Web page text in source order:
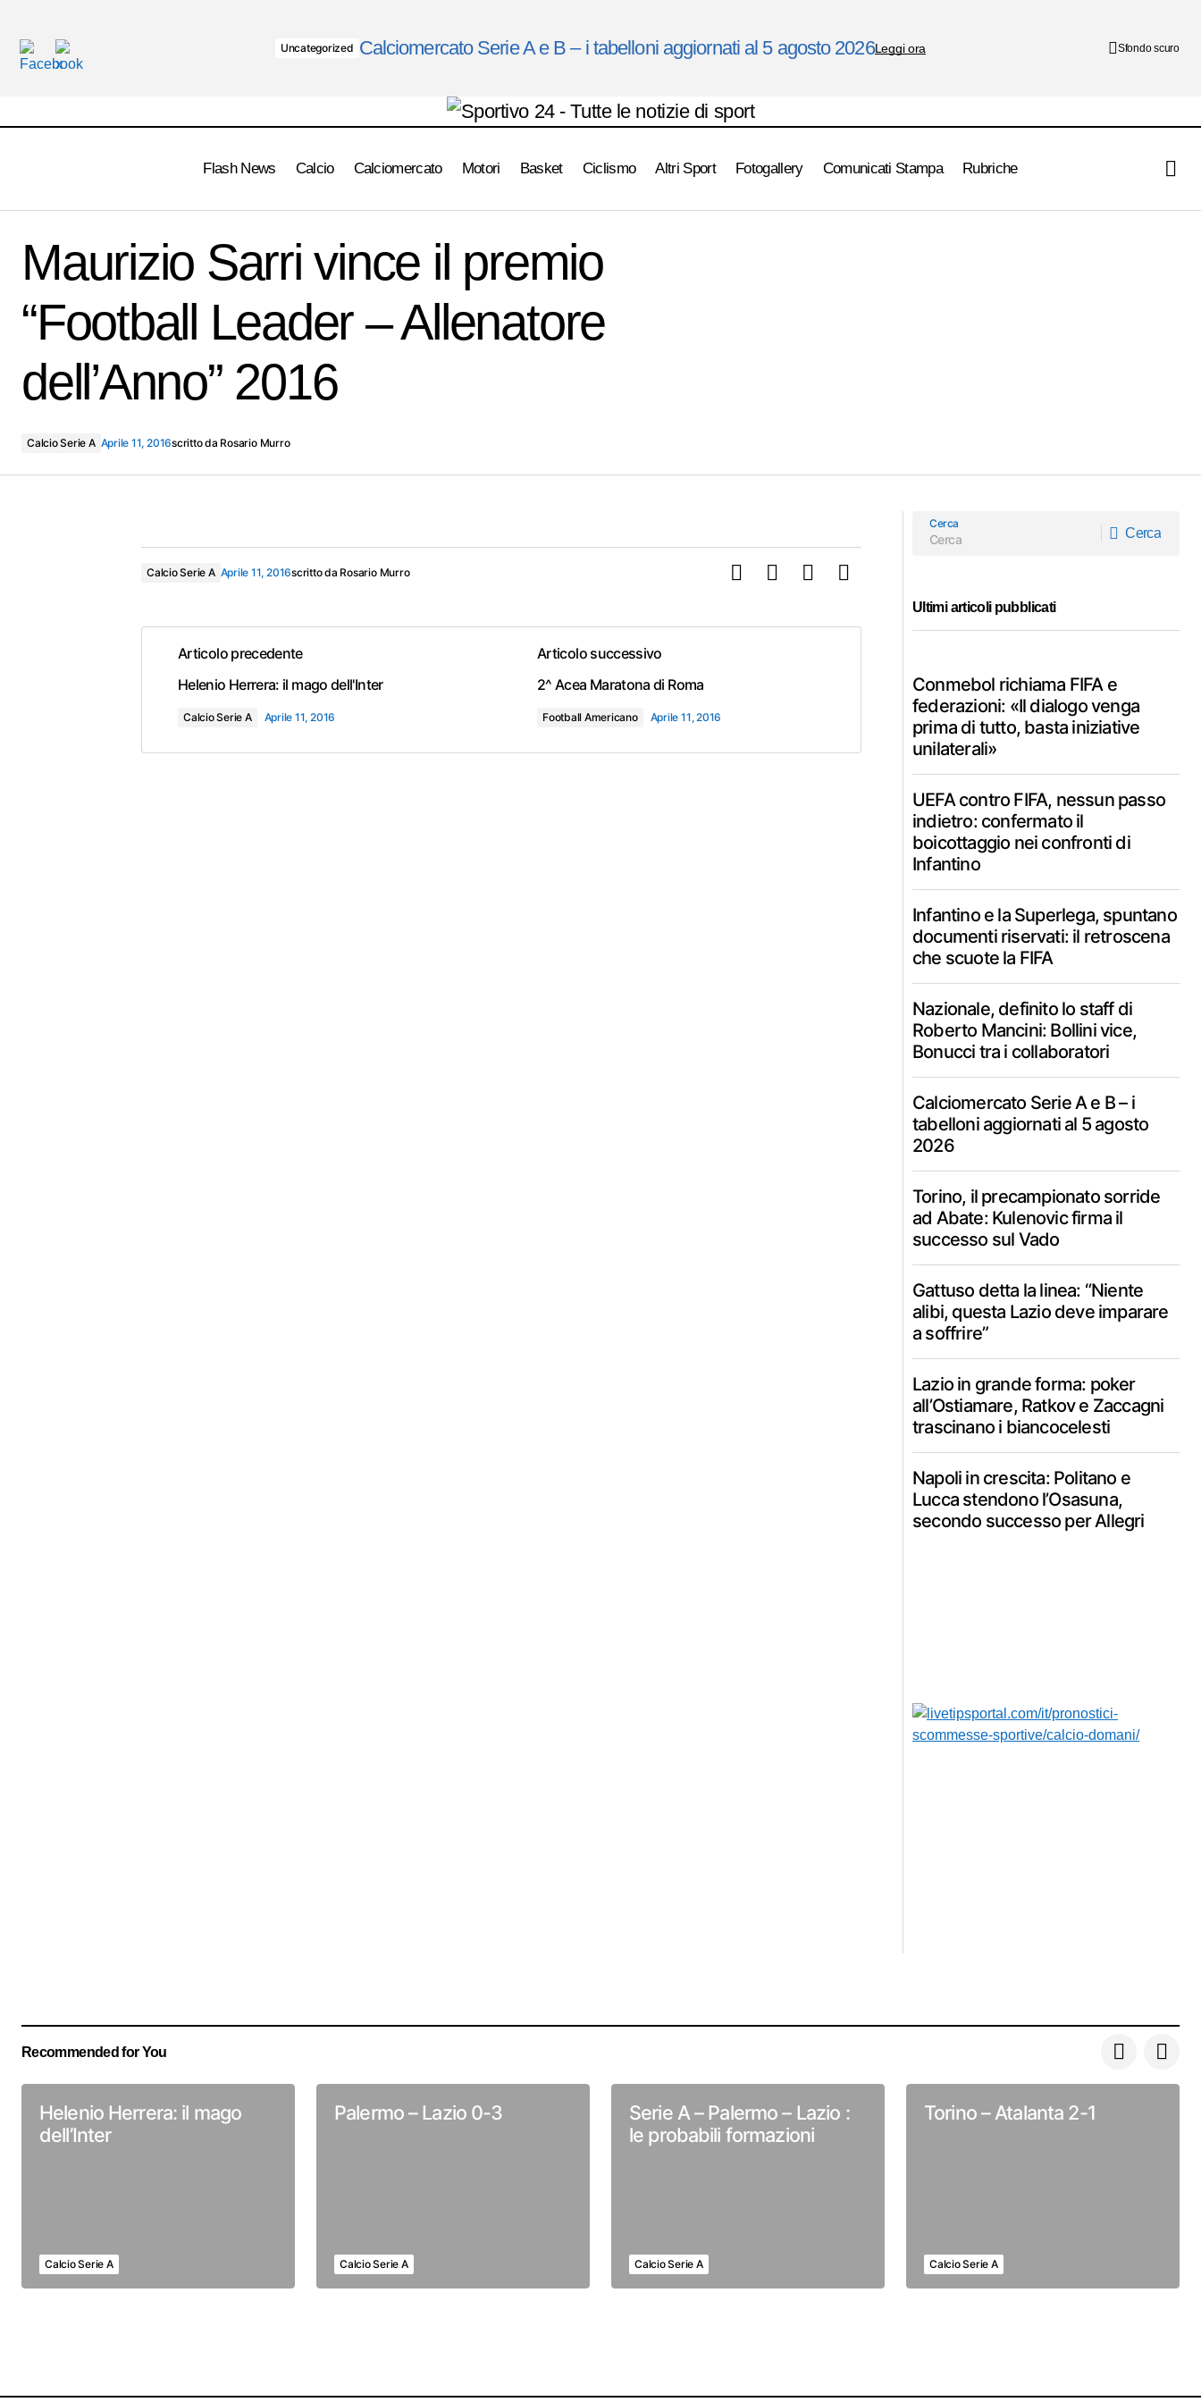
Uncategorized Calciomercato Serie A e B – i tabelloni aggiornati al 5 agosto 2026Leggi ora Sfondo scuro
Flash News Calcio Calciomercato Motori Basket Ciclismo Altri Sport Fotogallery Comunicati Stampa Rubriche
Maurizio Sarri vince il premio
“Football Leader – Allenatore
dell’Anno” 2016
Calcio Serie A Aprile 11, 2016scritto da Rosario Murro
Calcio Serie A Aprile 11, 2016scritto da Rosario Murro
Articolo precedente
Helenio Herrera: il mago dell'Inter
Calcio Serie A Aprile 11, 2016
Articolo successivo
2^ Acea Maratona di Roma
Football Americano Aprile 11, 2016
Cerca
Cerca
Ultimi articoli pubblicati
Conmebol richiama FIFA e
federazioni: «Il dialogo venga
prima di tutto, basta iniziative
unilaterali»
UEFA contro FIFA, nessun passo
indietro: confermato il
boicottaggio nei confronti di
Infantino
Infantino e la Superlega, spuntano
documenti riservati: il retroscena
che scuote la FIFA
Nazionale, definito lo staff di
Roberto Mancini: Bollini vice,
Bonucci tra i collaboratori
Calciomercato Serie A e B – i
tabelloni aggiornati al 5 agosto
2026
Torino, il precampionato sorride
ad Abate: Kulenovic firma il
successo sul Vado
Gattuso detta la linea: “Niente
alibi, questa Lazio deve imparare
a soffrire”
Lazio in grande forma: poker
all’Ostiamare, Ratkov e Zaccagni
trascinano i biancocelesti
Napoli in crescita: Politano e
Lucca stendono l’Osasuna,
secondo successo per Allegri
Recommended for You
Helenio Herrera: il mago
dell’Inter
Calcio Serie A
Palermo – Lazio 0-3
Calcio Serie A
Serie A – Palermo – Lazio :
le probabili formazioni
Calcio Serie A
Torino – Atalanta 2-1
Calcio Serie A